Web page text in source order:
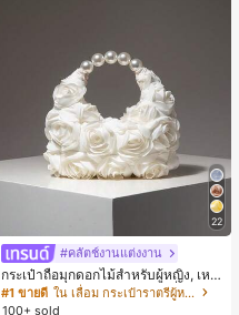
22
#คลัตช์งานแต่งงาน
กระเป๋าถือมุกดอกไม้สำหรับผู้หญิง, เหม
าะสำหรับชุดราตรี, ชุดบอล, เครื่องประ
ดับงานแต่งงาน, กระเป๋าสตางค์สุภาพส
#1 ขายดี
ใน เลื่อม กระเป๋าราตรีผู้หญิง
100+ sold